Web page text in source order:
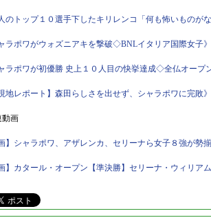
人のトップ１０選手下したキリレンコ「何も怖いものが
ャラポワがウォズニアキを撃破◇BNLイタリア国際女子》
ャラポワが初優勝 史上１０人目の快挙達成◇全仏オープ
地レポート】森田らしさを出せず、シャラポワに完敗》
動画
】シャラポワ、アザレンカ、セリーナら女子８強が勢揃
画】カタール・オープン【準決勝】セリーナ・ウィリア